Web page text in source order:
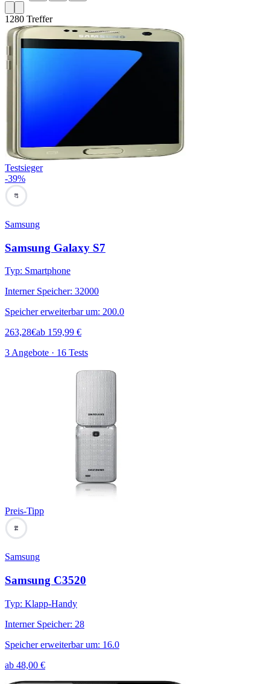
1280 Treffer
Testsieger
-39%
87
Samsung
Samsung Galaxy S7
Typ: Smartphone
Interner Speicher: 32000
Speicher erweiterbar um: 200.0
263,28€ab 159,99 €
3 Angebote · 16 Tests
Preis-Tipp
84
Samsung
Samsung C3520
Typ: Klapp-Handy
Interner Speicher: 28
Speicher erweiterbar um: 16.0
ab 48,00 €